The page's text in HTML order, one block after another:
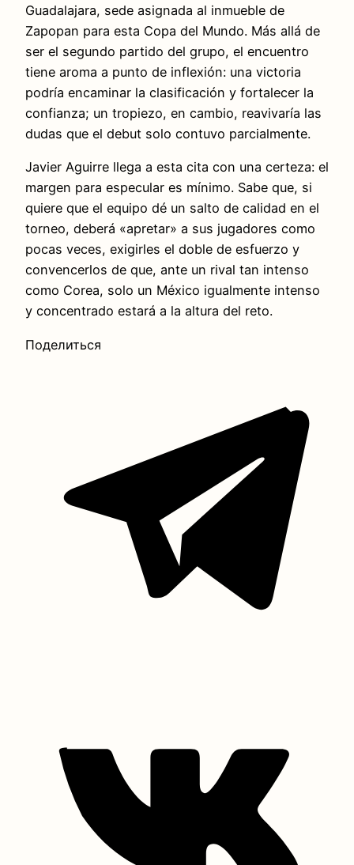
Guadalajara, sede asignada al inmueble de
Zapopan para esta Copa del Mundo. Más allá de
ser el segundo partido del grupo, el encuentro
tiene aroma a punto de inflexión: una victoria
podría encaminar la clasificación y fortalecer la
confianza; un tropiezo, en cambio, reavivaría las
dudas que el debut solo contuvo parcialmente.
Javier Aguirre llega a esta cita con una certeza: el
margen para especular es mínimo. Sabe que, si
quiere que el equipo dé un salto de calidad en el
torneo, deberá «apretar» a sus jugadores como
pocas veces, exigirles el doble de esfuerzo y
convencerlos de que, ante un rival tan intenso
como Corea, solo un México igualmente intenso
y concentrado estará a la altura del reto.
Поделиться